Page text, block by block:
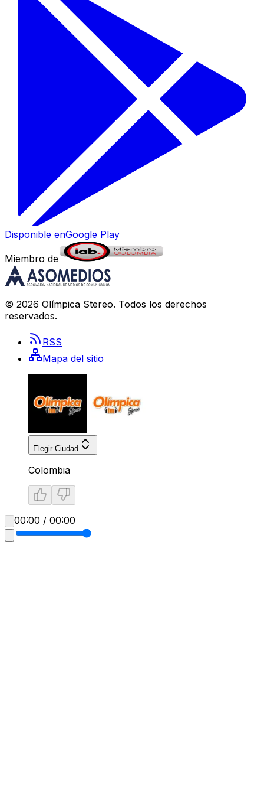
Disponible enGoogle Play
Miembro de
© 2026 Olímpica Stereo. Todos los derechos
reservados.
RSS
Mapa del sitio
Elegir Ciudad
Colombia
00:00 / 00:00